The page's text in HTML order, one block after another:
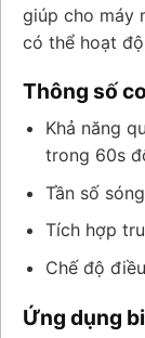
giúp cho máy
có thể hoạt
Thông số
Khả năng
trong 60s
Tần số
Tích hợp
Chế độ
Ứng dụng